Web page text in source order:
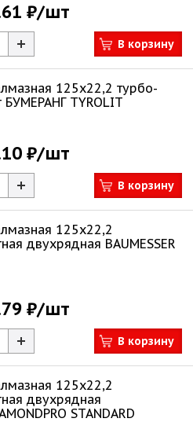
₽/шт
В корзину
125х22,2 турбо-
БУМЕРАНГ TYROLIT
₽/шт
В корзину
125х22,2
двухрядная BAUMESSER
₽/шт
В корзину
125х22,2
двухрядная
STANDARD